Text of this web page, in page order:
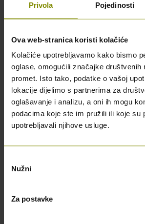
Privola Pojedinosti
Ova web-stranica koristi kolačiće
Kolačiće upotrebljavamo kako bismo
oglase, omogućili značajke društvenih
promet. Isto tako, podatke o vašoj
lokacije dijelimo s partnerima za
oglašavanje i analizu, a oni ih mogu
podacima koje ste im pružili ili koje su
upotrebljavali njihove usluge.
pristanka
Nužni
Za postavke
Filtracija
Dostupno
Najniža cijena u zadnjih 30 dana: 1,22 €